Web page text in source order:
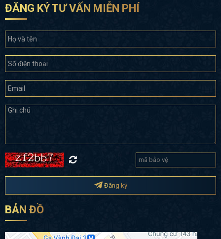
ĐĂNG KÝ TƯ VẤN MIỄN PHÍ
Đăng ký
BẢN ĐỒ